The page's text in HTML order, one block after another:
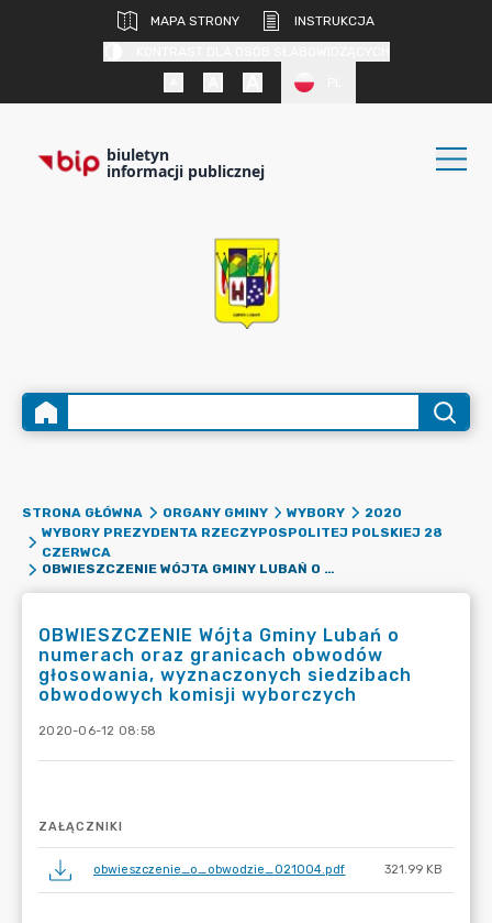
MAPA STRONY
INSTRUKCJA
biuletyn
informacji publicznej
STRONA GŁÓWNA ORGANY GMINY WYBORY
2020
WYBORY PREZYDENTA RZECZYPOSPOLITEJ POLSKIEJ 28
CZERWCA
OBWIESZCZENIE WÓJTA GMINY LUBAŃ O NUMERACH ORAZ GRANICACH OBWODÓW GŁOSOWANIA, WYZNACZONYCH SIEDZIBACH OBWODOWYCH KOMISJI WYBORCZYCH
OBWIESZCZENIE Wójta Gminy Lubań o
numerach oraz granicach obwodów
głosowania, wyznaczonych siedzibach
obwodowych komisji wyborczych
2020-06-12 08:58
ZAŁĄCZNIKI
obwieszczenie_o_obwodzie_021004.pdf 321.99 KB